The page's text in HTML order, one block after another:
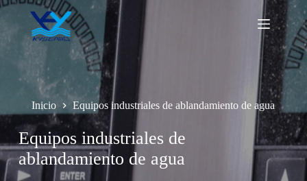
Saltar
contenido
Inicio Equipos industriales de ablandamiento de agua
Equipos industriales de
ablandamiento de agua